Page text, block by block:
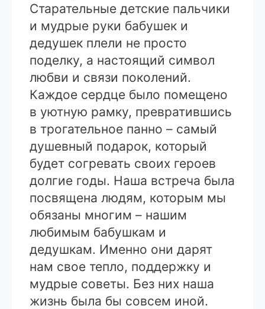
Старательные детские пальчики
и мудрые руки бабушек и
дедушек плели не просто
поделку, а настоящий символ
любви и связи поколений.
Каждое сердце было помещено
в уютную рамку, превратившись
в трогательное панно – самый
душевный подарок, который
будет согревать своих героев
долгие годы. Наша встреча была
посвящена людям, которым мы
обязаны многим – нашим
любимым бабушкам и
дедушкам. Именно они дарят
нам свое тепло, поддержку и
мудрые советы. Без них наша
жизнь была бы совсем иной.